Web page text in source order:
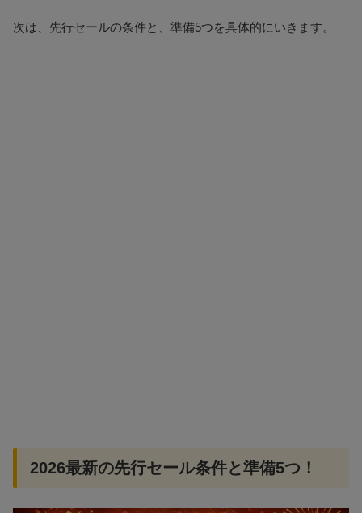
次は、先行セールの条件と、準備5つを具体的にいきます。
2026最新の先行セール条件と準備5つ！